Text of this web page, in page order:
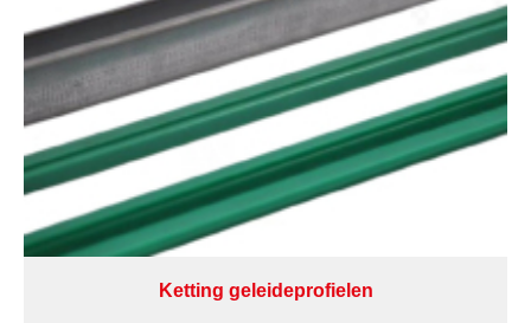
Ketting geleideprofielen